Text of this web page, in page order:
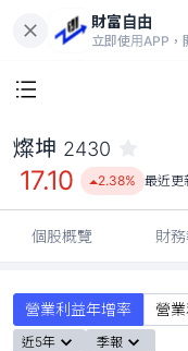
財富自由
立即使用APP，
燦坤 2430
17.10 2.38% 最近更
個股概覽 財
營業利益年增率 營
近5年 季報